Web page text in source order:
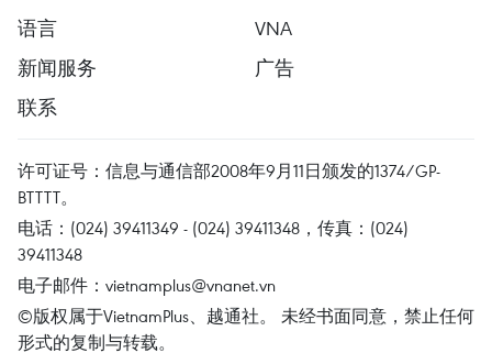
语言
VNA
新闻服务
广告
联系
许可证号：信息与通信部2008年9月11日颁发的1374/GP-
BTTTT。
电话：(024) 39411349 - (024) 39411348，传真：(024)
39411348
电子邮件： vietnamplus@vnanet.vn
©版权属于VietnamPlus、越通社。 未经书面同意，禁止任何
形式的复制与转载。